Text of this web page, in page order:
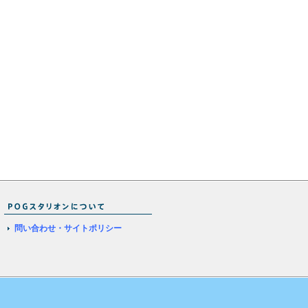
問い合わせ・サイトポリシー